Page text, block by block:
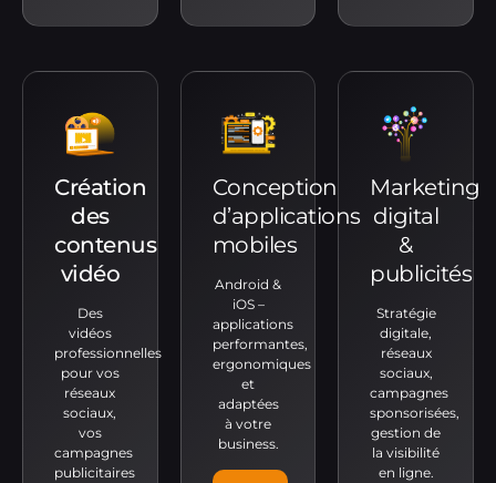
Création
des
contenus
vidéo
Des
vidéos
professionnelles
pour vos
réseaux
sociaux,
vos
campagnes
publicitaires
Conception
d’applications
mobiles
Android &
iOS –
applications
performantes,
ergonomiques
et
adaptées
à votre
business.
Marketing
digital
&
publicités
Stratégie
digitale,
réseaux
sociaux,
campagnes
sponsorisées,
gestion de
la visibilité
en ligne.